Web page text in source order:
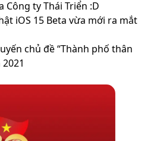
Công ty Thái Triển :D
iOS 15 Beta vừa mới ra mắt
chủ đề “Thành phố thân